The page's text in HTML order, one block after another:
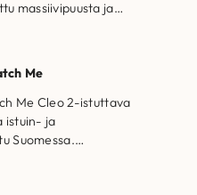
massiivipuusta ja
Me
Me Cleo 2-istuttava
istuin- ja
Suomessa.
massiivipuusta ja…